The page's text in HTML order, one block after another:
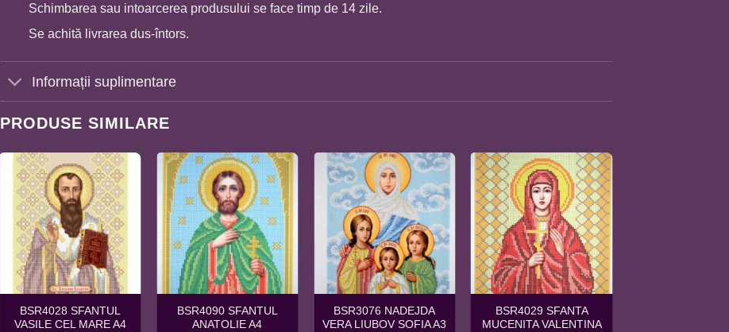
Schimbarea sau intoarcerea produsului se face timp de 14 zile.
Se achită livrarea dus-întors.
Informații suplimentare
PRODUSE SIMILARE
BSR4028 SFANTUL
VASILE CEL MARE A4
BSR4090 SFANTUL
ANATOLIE A4
BSR3076 NADEJDA
VERA LIUBOV SOFIA A3
BSR4029 SFANTA
MUCENITA VALENTINA